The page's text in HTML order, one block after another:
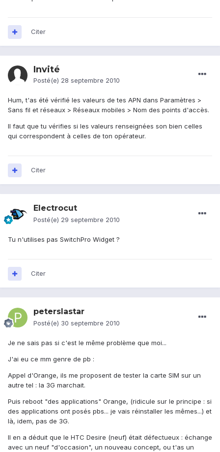
Citer
Invité
Posté(e) 28 septembre 2010
Hum, t'as été vérifié les valeurs de tes APN dans Paramètres >
Sans fil et réseaux > Réseaux mobiles > Nom des points d'accès.
Il faut que tu vérifies si les valeurs renseignées son bien celles
qui correspondent à celles de ton opérateur.
Citer
Electrocut
Posté(e) 29 septembre 2010
Tu n'utilises pas SwitchPro Widget ?
Citer
peterslastar
Posté(e) 30 septembre 2010
Je ne sais pas si c'est le même problème que moi...
J'ai eu ce mm genre de pb :
Appel d'Orange, ils me proposent de tester la carte SIM sur un
autre tel : la 3G marchait.
Puis reboot "des applications" Orange, (ridicule sur le principe : si
des applications ont posés pbs... je vais réinstaller les mêmes...) et
là, idem, pas de 3G.
Il en a déduit que le HTC Desire (neuf) était défectueux : échange
avec un neuf "d'occasion", un nouveau concept, ou t'as un